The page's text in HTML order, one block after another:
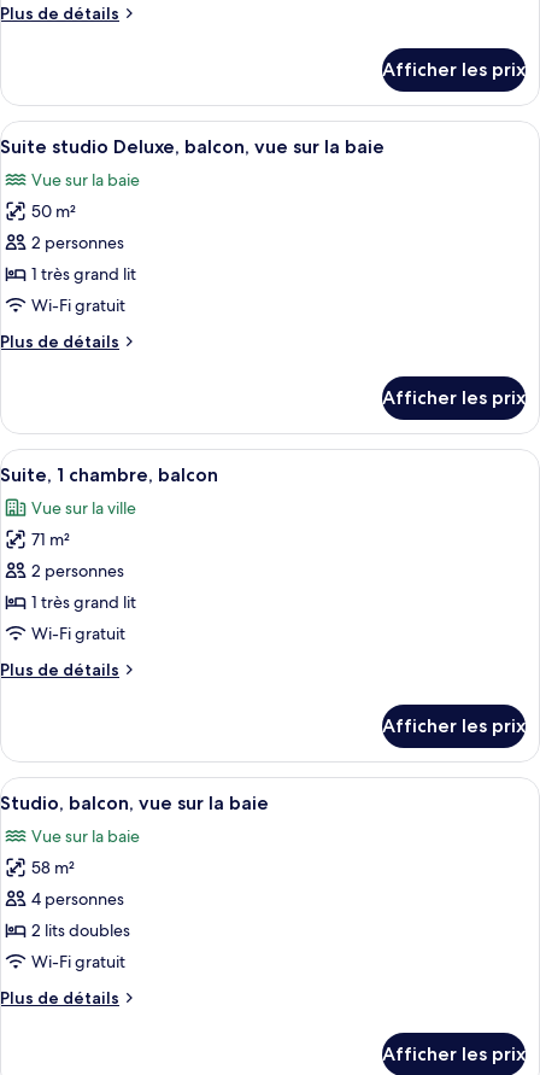
chambre :
Plus de détails
Plus
Suite
studio
Afficher les prix
Afficher
toutes
les
photos
pour
ce
type
chambre :
Deluxe,
balcon,
vue
sur
la
baie
Une chambre d’hôtel avec un
6
Suite studio Deluxe, balcon, vue sur la baie
Vue sur la baie
50 m²
2 personnes
1 très grand lit
Wi-Fi gratuit
Plus de détails
Plus
Suite
studio
Deluxe,
vue
sur
la
baie
Afficher les prix
Afficher
toutes
les
photos
pour
ce
type
chambre :
chambre,
balcon
Un salon moderne avec un canapé,
5
Suite, 1 chambre, balcon
Vue sur la ville
71 m²
2 personnes
1 très grand lit
Wi-Fi gratuit
Plus de détails
Plus
Suite,
chambre,
Afficher les prix
Afficher
toutes
les
photos
pour
ce
type
chambre :
Une chambre d’hôtel avec deux
6
Studio, balcon, vue sur la baie
Vue sur la baie
58 m²
4 personnes
2 lits doubles
Wi-Fi gratuit
Plus de détails
Plus
Afficher les prix